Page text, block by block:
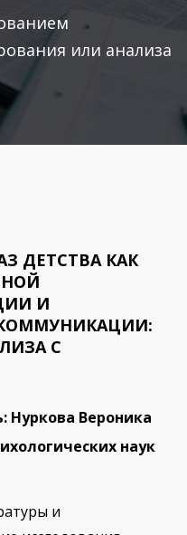
или анализа
ДЕТСТВА КАК
И
С
Нуркова Вероника
наук
и